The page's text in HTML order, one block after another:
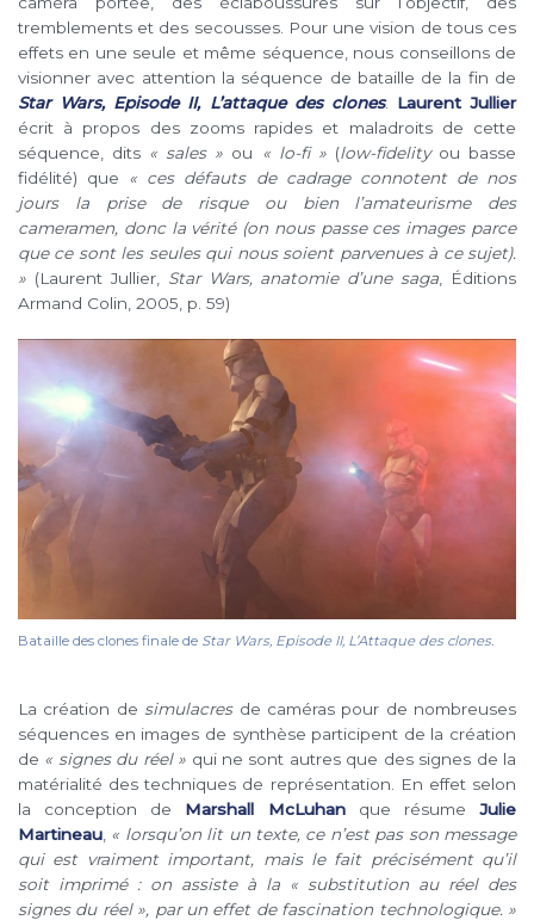
tremblements et des secousses. Pour une vision de tous ces
effets en une seule et même séquence, nous conseillons de
visionner avec attention la séquence de bataille de la fin de
Star Wars, Episode II, L’attaque des clones. Laurent Jullier
écrit à propos des zooms rapides et maladroits de cette
séquence, dits « sales » ou « lo-fi » (low-fidelity ou basse
fidélité) que « ces défauts de cadrage connotent de nos
jours la prise de risque ou bien l’amateurisme des
cameramen, donc la vérité (on nous passe ces images parce
que ce sont les seules qui nous soient parvenues à ce sujet).
» (Laurent Jullier, Star Wars, anatomie d’une saga , Éditions
Armand Colin, 2005, p. 59)
Bataille des clones finale de Star Wars, Episode II, L’Attaque des clones.
La création de simulacresde caméras pour de nombreuses
séquences en images de synthèse participent de la création
de « signes du réel » qui ne sont autres que des signes de la
matérialité des techniques de représentation. En effet selon
la conception de Marshall McLuhanque résumeJulie
Martineau « lorsqu’on lit un texte, ce n’est pas son message
qui est vraiment important, mais le fait précisément qu’il
soit imprimé : on assiste à la « substitution au réel des
signes du réel », par un effet de fascination technologique. »